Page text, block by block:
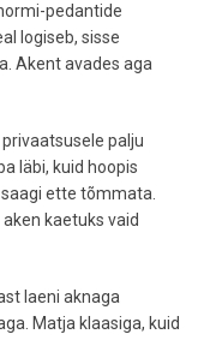
pedantide
logiseb, sisse
Akent avades aga
palju
läbi, kuid hoopis
ette tõmmata.
kaetuks vaid
laeni aknaga
Matja klaasiga, kuid